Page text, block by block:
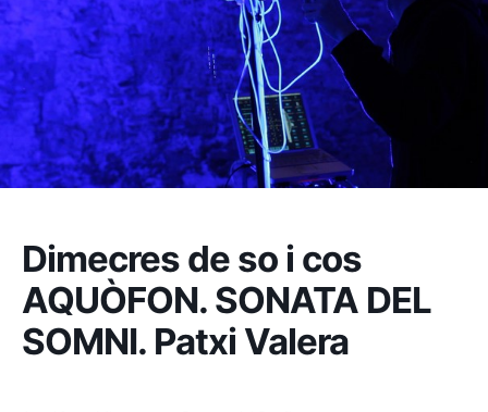
Dimecres de so i cos
AQUÒFON. SONATA DEL
SOMNI. Patxi Valera